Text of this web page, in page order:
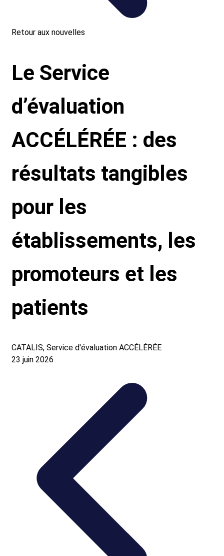
Retour aux nouvelles
Le Service
d’évaluation
ACCÉLÉRÉE : des
résultats tangibles
pour les
établissements, les
promoteurs et les
patients
CATALIS, Service d'évaluation ACCÉLÉRÉE
23 juin 2026